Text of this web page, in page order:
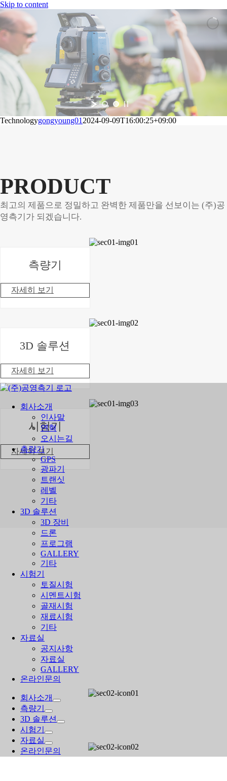
Skip to content
회사소개
인사말
연혁
오시는길
측량기
GPS
광파기
트랜싯
레벨
기타
3D 솔루션
3D 장비
드론
프로그램
GALLERY
기타
시험기
토질시험
시멘트시험
골재시험
재료시험
기타
자료실
공지사항
자료실
GALLERY
온라인문의
회사소개
측량기
3D 솔루션
시험기
자료실
온라인문의
Technologygongyoung01 2024-09-09T16:00:25+09:00
PRODUCT
최고의 제품으로 정밀하고 완벽한 제품만을 선보이는 (주)공
영측기가 되겠습니다.
측량기
자세히 보기
3D 솔루션
자세히 보기
시험기
자세히 보기
QUICK MENU
늘 성실한 동반자로 머리를 맞대고 숙의하는 협력업체로서
여러분 곁에 있겠니다.